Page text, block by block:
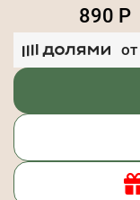
890 Р
от